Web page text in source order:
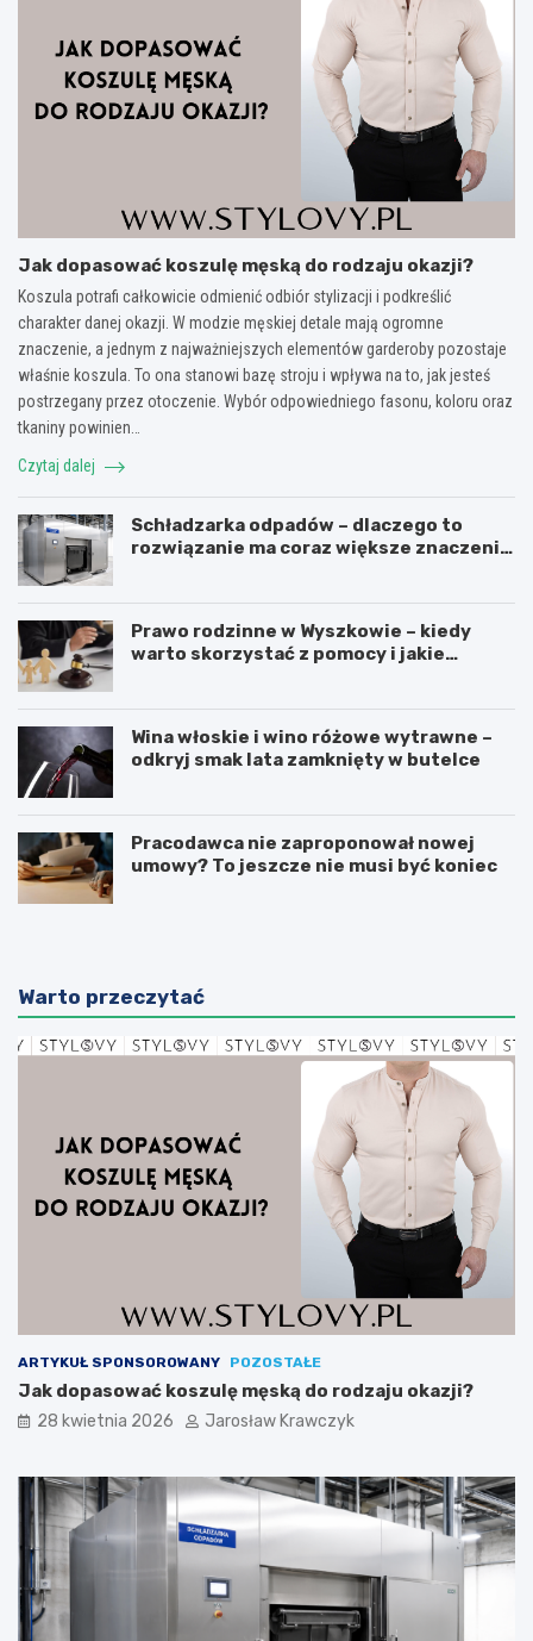
Jak dopasować koszulę męską do rodzaju okazji?
Koszula potrafi całkowicie odmienić odbiór stylizacji i podkreślić
charakter danej okazji. W modzie męskiej detale mają ogromne
znaczenie, a jednym z najważniejszych elementów garderoby pozostaje
właśnie koszula. To ona stanowi bazę stroju i wpływa na to, jak jesteś
postrzegany przez otoczenie. Wybór odpowiedniego fasonu, koloru oraz
tkaniny powinien…
Czytaj dalej
Schładzarka odpadów – dlaczego to
rozwiązanie ma coraz większe znaczenie
Prawo rodzinne w Wyszkowie – kiedy
warto skorzystać z pomocy i jakie
Wina włoskie i wino różowe wytrawne –
odkryj smak lata zamknięty w butelce
Pracodawca nie zaproponował nowej
umowy? To jeszcze nie musi być koniec
Warto przeczytać
ARTYKUŁ SPONSOROWANY POZOSTAŁE
Jak dopasować koszulę męską do rodzaju okazji?
28 kwietnia 2026 Jarosław Krawczyk